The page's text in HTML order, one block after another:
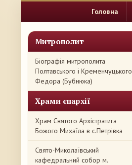
Головна
Митрополит
Біографія митрополита
Полтавського і Кременчуцького
Федора (Бубнюка)
Храми єпархії
Храм Святого Архістратига
Божого Михаїла в с.Петрівка
Свято-Миколаївський
кафедральний собор м.